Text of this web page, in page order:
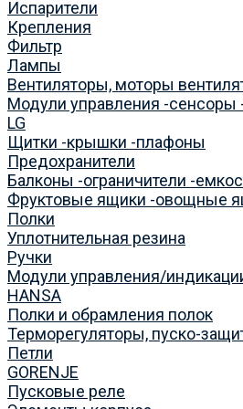
Испарители
Крепления
Фильтр
Лампы
Вентиляторы, моторы
Модули управления -сенсоры
LG
Щитки -крышки -плафоны
Предохранители
Балконы -ограничители -
Фруктовые ящики -овощные
Полки
Уплотнительная резина
Ручки
Модули управления/
HANSA
Полки и обрамления полок
Терморегуляторы, пуско-
Петли
GORENJE
Пусковые реле